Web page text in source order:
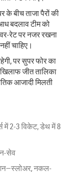
बीच ताजा पैरों की
बदलाव टीम को
रेट पर नजर रखना
चाहिए।
पर सुपर फोर का
जीत तालिका
आजादी मिलती
में 2-3 विकेट, डेथ में 8
सेव
नकल-